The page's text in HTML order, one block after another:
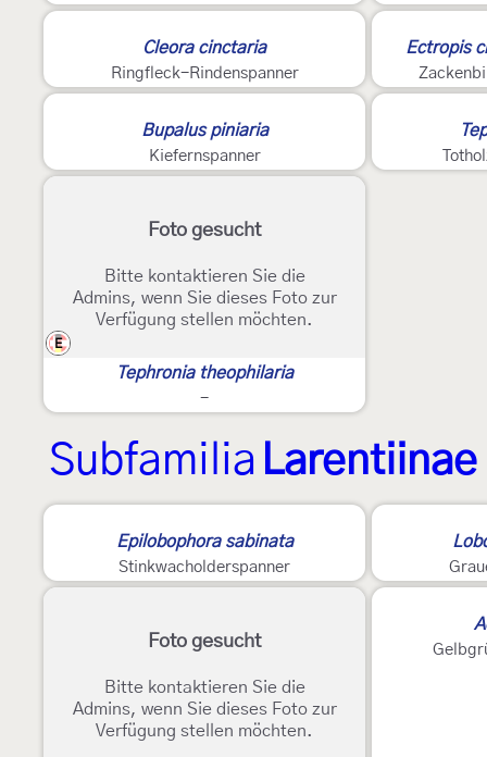
Cleora cinctaria
Ringfleck-Rindenspanner
Ectropis
Bupalus piniaria
Kiefernspanner
Foto gesucht
Bitte kontaktieren Sie die
Admins, wenn Sie dieses Foto zur
Verfügung stellen möchten.
E
Tephronia theophilaria
-
Subfamilia Larentiinae
Epilobophora sabinata
Stinkwacholderspanner
Foto gesucht
Bitte kontaktieren Sie die
Admins, wenn Sie dieses Foto zur
Verfügung stellen möchten.